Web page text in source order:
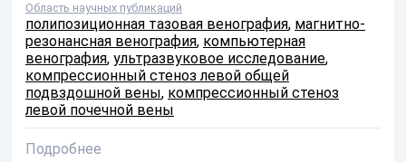
Область научных публикаций
полипозиционная тазовая венография, магнитно-
резонансная венография, компьютерная
венография, ультразвуковое исследование,
компрессионный стеноз левой общей
подвздошной вены, компрессионный стеноз
левой почечной вены
Подробнее